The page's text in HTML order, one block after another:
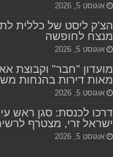
אוגוסט 5, 2026
הצ'ק ליסט של כללית
מנצח לחופשה
אוגוסט 5, 2026
מועדון "חבר" וקבוצת
מאות דירות בהנחות
אוגוסט 5, 2026
דרכו לכנסת: סגן ראש
ישראל זרי, מצטרף
אוגוסט 5, 2026